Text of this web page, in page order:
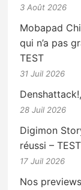
3 Août 2026
Mobapad
qui n’a pas
TEST
31 Juil 2026
28 Juil 2026
Digimon
réussi – TEST
17 Juil 2026
Nos